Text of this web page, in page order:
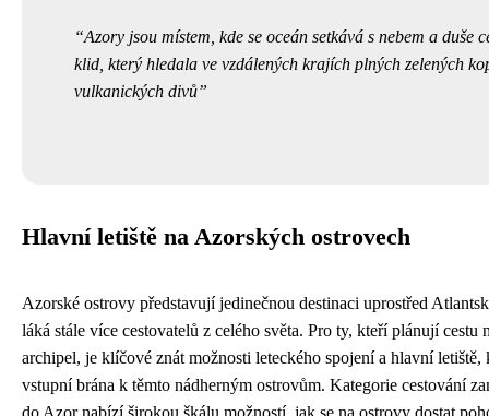
Azory jsou místem, kde se oceán setkává s nebem a duše
klid, který hledala ve vzdálených krajích plných zelených
vulkanických divů
Hlavní letiště na Azorských ostrovech
Azorské ostrovy představují jedinečnou destinaci uprostřed
láká stále více cestovatelů z celého světa. Pro ty, kteří plánují cestu
archipel, je klíčové znát možnosti leteckého spojení a hlavní letiště,
vstupní brána k těmto nádherným ostrovům. Kategorie cestování